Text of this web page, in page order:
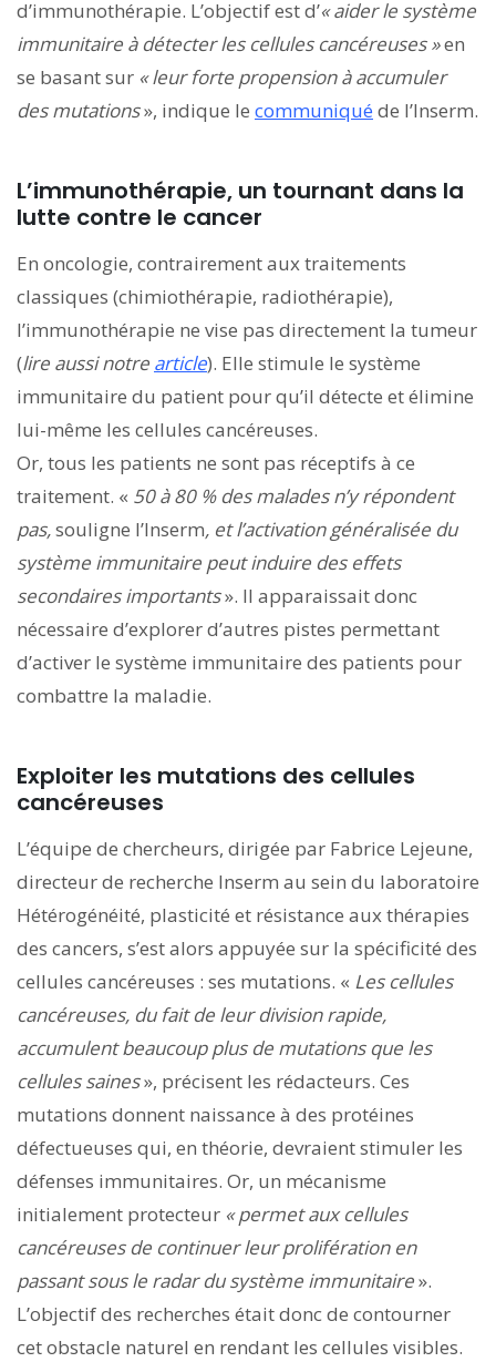
d’immunothérapie. L’objectif est d’« aider le système
immunitaire à détecter les cellules cancéreuses »en
se basant sur « leur forte propension à accumuler
des mutations», indique le communiqué de l’Inserm.
L’immunothérapie, un tournant dans la
lutte contre le cancer
En oncologie, contrairement aux traitements
classiques (chimiothérapie, radiothérapie),
l’immunothérapie ne vise pas directement la tumeur
(lire aussi notre article). Elle stimule le système
immunitaire du patient pour qu’il détecte et élimine
lui-même les cellules cancéreuses.
Or, tous les patients ne sont pas réceptifs à ce
traitement. « 50 à 80 % des malades n’y répondent
pas,souligne l’Inserm, et l’activation généralisée du
système immunitaire peut induire des effets
secondaires importants». Il apparaissait donc
nécessaire d’explorer d’autres pistes permettant
d’activer le système immunitaire des patients pour
combattre la maladie.
Exploiter les mutations des cellules
cancéreuses
L’équipe de chercheurs, dirigée par Fabrice Lejeune,
directeur de recherche Inserm au sein du laboratoire
Hétérogénéité, plasticité et résistance aux thérapies
des cancers, s’est alors appuyée sur la spécificité des
cellules cancéreuses : ses mutations. « Les cellules
cancéreuses, du fait de leur division rapide,
accumulent beaucoup plus de mutations que les
cellules saines», précisent les rédacteurs. Ces
mutations donnent naissance à des protéines
défectueuses qui, en théorie, devraient stimuler les
défenses immunitaires. Or, un mécanisme
initialement protecteur « permet aux cellules
cancéreuses de continuer leur prolifération en
passant sous le radar du système immunitaire».
L’objectif des recherches était donc de contourner
cet obstacle naturel en rendant les cellules visibles.